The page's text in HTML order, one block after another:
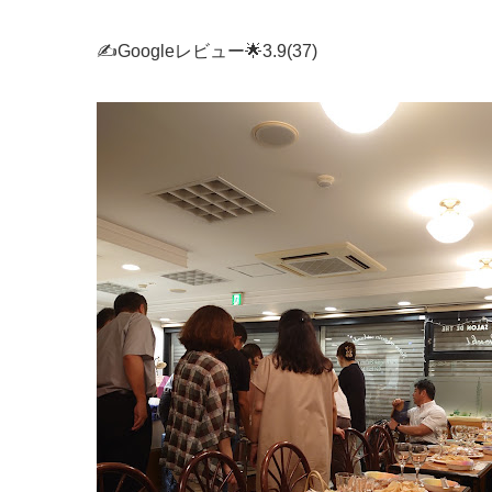
✍Googleレビュー🌟3.9(37)